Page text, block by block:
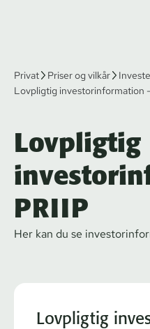
Privat Priser og vilkår
Lovpligtig investorinformation
Lovpligtig
PRIIP
Her kan du se
Lovpligtig